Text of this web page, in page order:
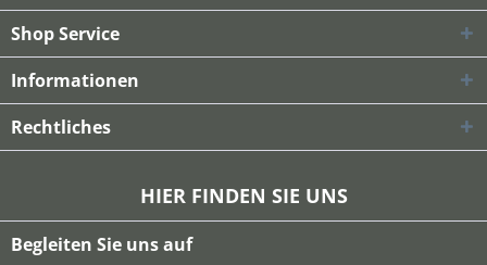
Shop Service
Informationen
Rechtliches
HIER FINDEN SIE UNS
Begleiten Sie uns auf